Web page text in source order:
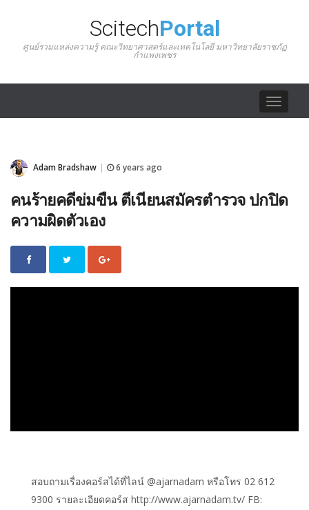
ScitechPortal
ศูนย์รวมแหล่งความรู้ คณะวิทยาศาสตร์และเทคโนโลยี มหาวิทยาลัยราชภัฏ
กำแพงเพชร
Toggle
Adam Bradshaw 6 years ago
คนร้ายคดีข่มขืน ตีเนียนสมัครตำรวจ ปกปิด
ความผิดตัวเอง
สอบถามเรื่องคอร์สได้ที่ไลน์ @ajarnadam หรือโทร 02 612
9300 รายละเอียดคอร์ส http://www.ajarnadam.tv/ FB: